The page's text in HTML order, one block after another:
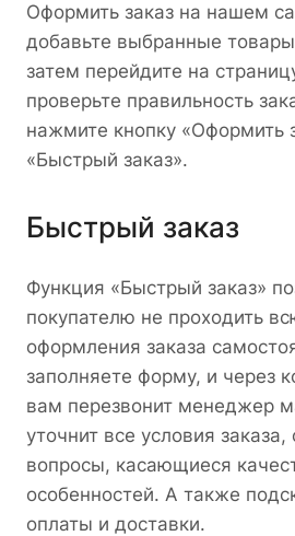
Оформить заказ на нашем
добавьте выбранные товары
затем перейдите на
проверьте правильность
нажмите кнопку «Оформить
«Быстрый заказ».
Быстрый заказ
Функция «Быстрый заказ»
покупателю не проходить
оформления заказа
заполняете форму, и через
вам перезвонит менеджер
уточнит все условия заказа,
вопросы, касающиеся
особенностей. А также
оплаты и доставки.